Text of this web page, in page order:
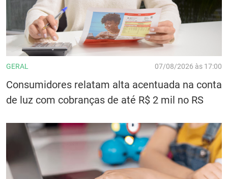
GERAL 07/08/2026 às 17:00
Consumidores relatam alta acentuada na conta
de luz com cobranças de até R$ 2 mil no RS